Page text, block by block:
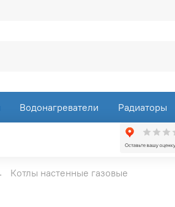
Водонагреватели Радиаторы
Котлы настенные газовые